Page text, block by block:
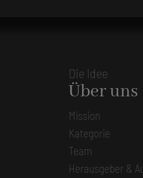
Die Idee
Über uns
Mission
Kategorie
Team
Herausgeber &